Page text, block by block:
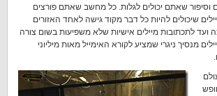
שאתם יכולים לגלות. כל מחשב שאתם פורצים
שיכולים להיות כל דבר מקוד גישה לאחד האזורים
ועד לתכתובות מיילים אישיות שלא משפיעות בשום צורה
מנסיך ניגרי שמציע לקורא האימייל מאות מיליוני